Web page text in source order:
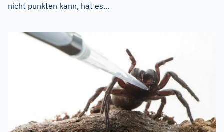
nicht punkten kann, hat es...